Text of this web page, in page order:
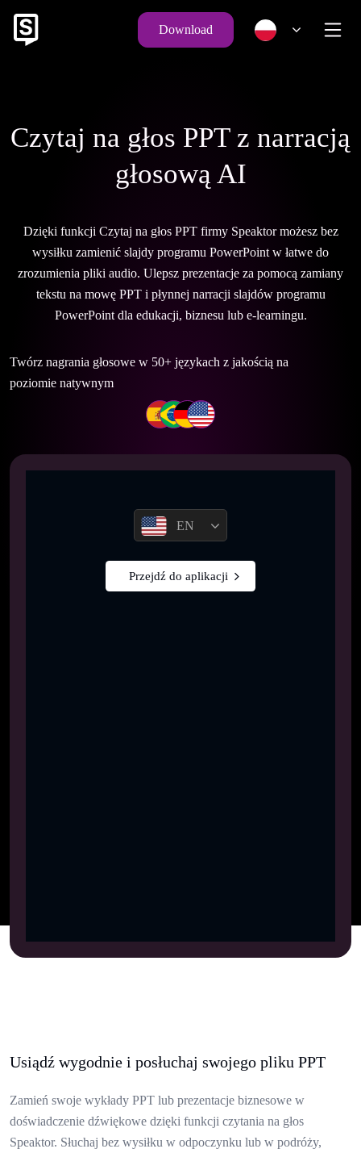
Download
Czytaj na głos PPT z narracją
głosową AI
Dzięki funkcji Czytaj na głos PPT firmy Speaktor możesz bez
wysiłku zamienić slajdy programu PowerPoint w łatwe do
zrozumienia pliki audio. Ulepsz prezentacje za pomocą zamiany
tekstu na mowę PPT i płynnej narracji slajdów programu
PowerPoint dla edukacji, biznesu lub e-learningu.
Twórz nagrania głosowe w 50+ językach z jakością na
poziomie natywnym
EN
Przejdź do aplikacji
Usiądź wygodnie i posłuchaj swojego pliku PPT
Zamień swoje wykłady PPT lub prezentacje biznesowe w
doświadczenie dźwiękowe dzięki funkcji czytania na głos
Speaktor. Słuchaj bez wysiłku w odpoczynku lub w podróży,